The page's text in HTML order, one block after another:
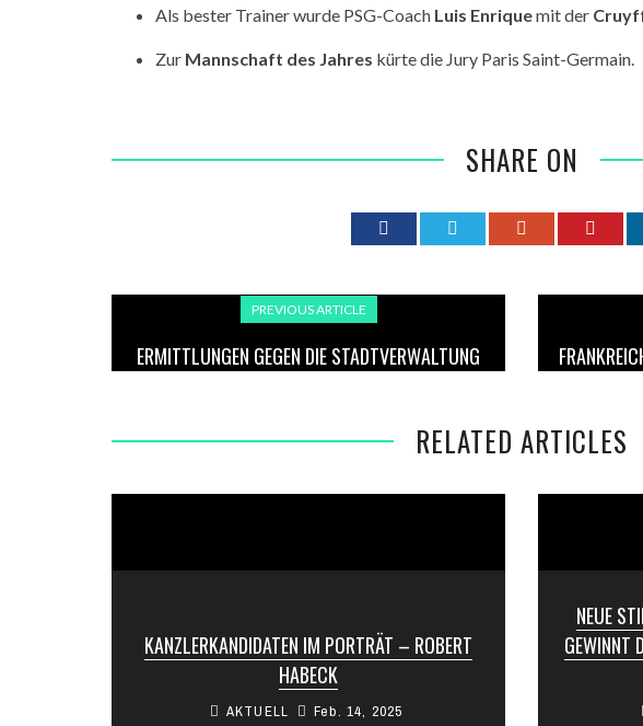
Als bester Trainer wurde PSG-Coach Luis Enriquemit der
Zur Mannschaft des Jahres kürte die Jury Paris Saint-Germain.
SHARE ON
PREVIOUS ARTICLE
ERMITTLUNGEN GEGEN DIE STADTVERWALTUNG
RELATED ARTICLES
KANZLERKANDIDATEN IM PORTRÄT – ROBERT
HABECK
Ein überzeugender Politiker mit literarischer
AKTUELL Feb. 14, 2025
NEUE
GEWINNT
Die neue